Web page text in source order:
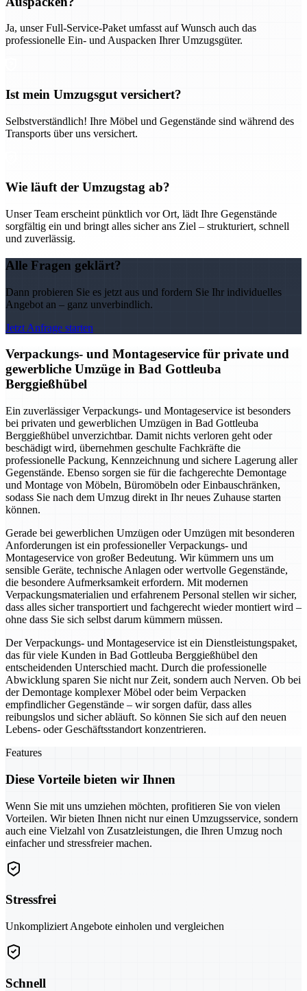
Ja, unser Full-Service-Paket umfasst auf Wunsch auch das
professionelle Ein- und Auspacken Ihrer Umzugsgüter.
Ist mein Umzugsgut versichert?
Selbstverständlich! Ihre Möbel und Gegenstände sind während des
Transports über uns versichert.
Wie läuft der Umzugstag ab?
Unser Team erscheint pünktlich vor Ort, lädt Ihre Gegenstände
sorgfältig ein und bringt alles sicher ans Ziel – strukturiert, schnell
und zuverlässig.
Alle Fragen geklärt?
Dann probieren Sie es jetzt aus und fordern Sie Ihr individuelles
Angebot an – ganz unverbindlich.
Jetzt Anfrage starten
Verpackungs- und Montageservice für private und
gewerbliche Umzüge in Bad Gottleuba
Berggießhübel
Ein zuverlässiger Verpackungs- und Montageservice ist besonders
bei privaten und gewerblichen Umzügen in Bad Gottleuba
Berggießhübel unverzichtbar. Damit nichts verloren geht oder
beschädigt wird, übernehmen geschulte Fachkräfte die
professionelle Packung, Kennzeichnung und sichere Lagerung aller
Gegenstände. Ebenso sorgen sie für die fachgerechte Demontage
und Montage von Möbeln, Büromöbeln oder Einbauschränken,
sodass Sie nach dem Umzug direkt in Ihr neues Zuhause starten
können.
Gerade bei gewerblichen Umzügen oder Umzügen mit besonderen
Anforderungen ist ein professioneller Verpackungs- und
Montageservice von großer Bedeutung. Wir kümmern uns um
sensible Geräte, technische Anlagen oder wertvolle Gegenstände,
die besondere Aufmerksamkeit erfordern. Mit modernen
Verpackungsmaterialien und erfahrenem Personal stellen wir sicher,
dass alles sicher transportiert und fachgerecht wieder montiert wird –
ohne dass Sie sich selbst darum kümmern müssen.
Der Verpackungs- und Montageservice ist ein Dienstleistungspaket,
das für viele Kunden in Bad Gottleuba Berggießhübel den
entscheidenden Unterschied macht. Durch die professionelle
Abwicklung sparen Sie nicht nur Zeit, sondern auch Nerven. Ob bei
der Demontage komplexer Möbel oder beim Verpacken
empfindlicher Gegenstände – wir sorgen dafür, dass alles
reibungslos und sicher abläuft. So können Sie sich auf den neuen
Lebens- oder Geschäftsstandort konzentrieren.
Features
Diese Vorteile bieten wir Ihnen
Wenn Sie mit uns umziehen möchten, profitieren Sie von vielen
Vorteilen. Wir bieten Ihnen nicht nur einen Umzugsservice, sondern
auch eine Vielzahl von Zusatzleistungen, die Ihren Umzug noch
einfacher und stressfreier machen.
Stressfrei
Unkompliziert Angebote einholen und vergleichen
Schnell